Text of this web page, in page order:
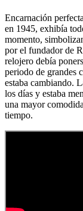
Encarnación
en 1945, exhibía
momento,
por el fundador de
relojero debía
periodo de grandes
estaba cambiando.
los días y estaba
una mayor
tiempo.